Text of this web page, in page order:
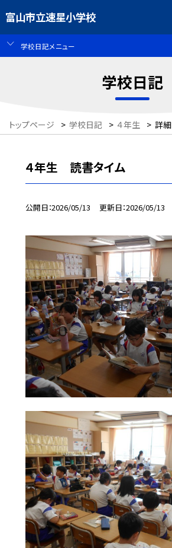
富山市立速星小学校
学校日記メニュー
学校日記
トップページ > 学校日記 > ４年生 > 詳細
４年生 読書タイム
公開日 2026/05/13 更新日 2026/05/13